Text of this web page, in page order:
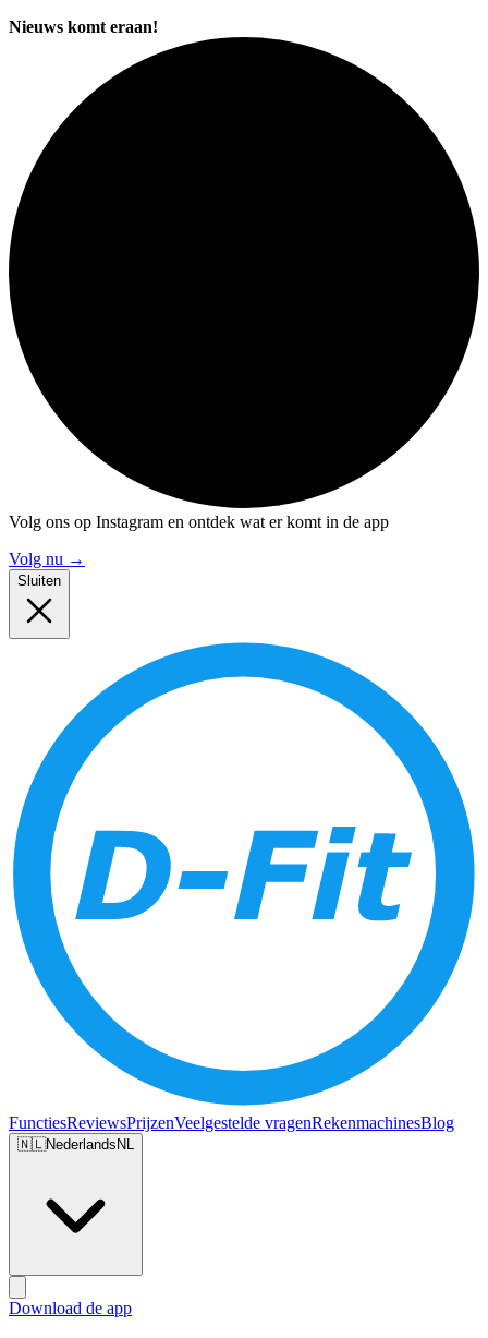
Nieuws komt eraan!
Volg ons op Instagram en ontdek wat er komt in de app
Volg nu →
Sluiten
FunctiesReviewsPrijzenVeelgestelde vragenRekenmachinesBlog
🇳🇱NederlandsNL
Download de app